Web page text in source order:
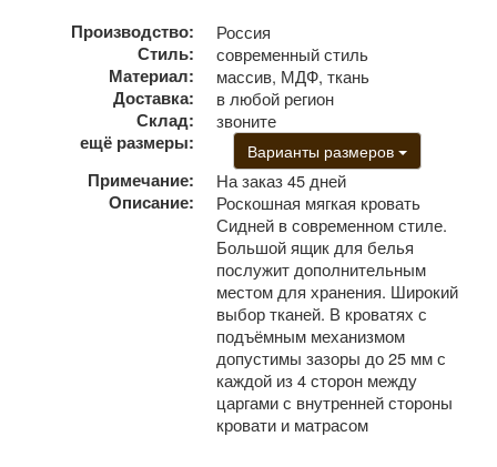
Производство:
Россия
Стиль:
современный стиль
Материал:
массив, МДФ, ткань
Доставка:
в любой регион
Склад:
звоните
ещё размеры:
Варианты размеров
Примечание:
На заказ 45 дней
Описание:
Роскошная мягкая кровать
Сидней в современном стиле.
Большой ящик для белья
послужит дополнительным
местом для хранения. Широкий
выбор тканей. В кроватях с
подъёмным механизмом
допустимы зазоры до 25 мм с
каждой из 4 сторон между
царгами с внутренней стороны
кровати и матрасом